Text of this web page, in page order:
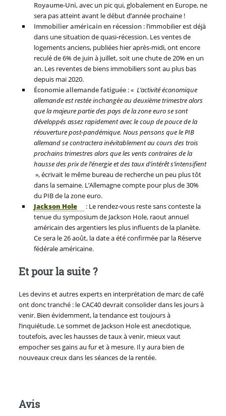
Royaume-Uni, avec un pic qui, globalement en Europe, ne
sera pas atteint avant le début d’année prochaine !
Immobilier américain en récession: l’immobilier est déjà
dans une situation de quasi-récession. Les ventes de
logements anciens, publiées hier après-midi, ont encore
reculé de 6% de juin à juillet, soit une chute de 20% en un
an. Les reventes de biens immobiliers sont au plus bas
depuis mai 2020.
Économie allemande fatiguée: « L’activité économique
allemande est restée inchangée au deuxième trimestre alors
que la majeure partie des pays de la zone euro se sont
développés assez rapidement avec le coup de pouce de la
réouverture post-pandémique. Nous pensons que le PIB
allemand se contractera inévitablement au cours des trois
prochains trimestres alors que les vents contraires de la
hausse des prix de l’énergie et des taux d’intérêt s’intensifient
», écrivait le même bureau de recherche un peu plus tôt
dans la semaine. L’Allemagne compte pour plus de 30%
du PIB de la zone euro.
Jackson Hole
: Le rendez-vous reste sans conteste la
tenue du symposium de Jackson Hole, raout annuel
américain des argentiers les plus influents de la planète.
Ce sera le 26 août, la date a été confirmée par la Réserve
fédérale américaine.
Et pour la suite ?
Les devins et autres experts en interprétation de marc de café
ont donc tranché : le CAC40 devrait consolider dans les jours à
venir. Bien évidemment, la tendance est toujours à
l’inquiétude. Le sommet de Jackson Hole est anecdotique,
toutefois, avec les hausses de taux à venir, mieux vaut
empocher ses gains au fur et à mesure. Il y aura bien de
nouveaux creux dans les séances de la rentée.
Avis